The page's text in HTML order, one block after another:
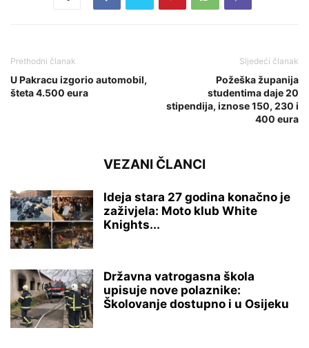
Prethodni članak
U Pakracu izgorio automobil,
šteta 4.500 eura
Sljedeći članak
Požeška županija
studentima daje 20
stipendija, iznose 150, 230 i
400 eura
VEZANI ČLANCI
Ideja stara 27 godina konačno je
zaživjela: Moto klub White
Knights...
Državna vatrogasna škola
upisuje nove polaznike:
Školovanje dostupno i u Osijeku